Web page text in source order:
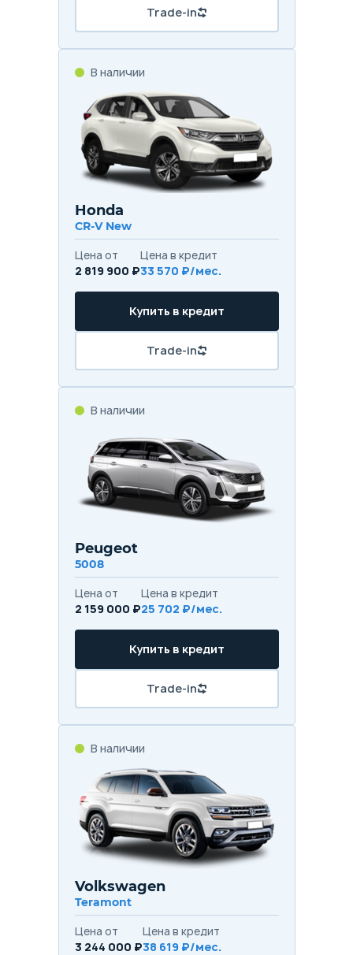
Trade-in
В наличии
Honda
CR-V New
Цена от
2 819 900 ₽
Цена в кредит
33 570 ₽/мес.
Купить в кредит
Trade-in
В наличии
Peugeot
5008
Цена от
2 159 000 ₽
Цена в кредит
25 702 ₽/мес.
Купить в кредит
Trade-in
В наличии
Volkswagen
Teramont
Цена от
3 244 000 ₽
Цена в кредит
38 619 ₽/мес.